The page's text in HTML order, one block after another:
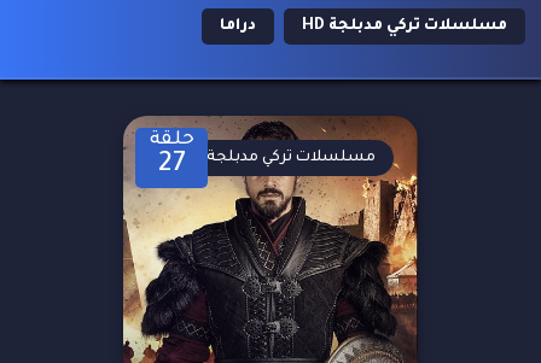
مسلسلات تركي مدبلجة HD دراما
حلقة
27 مسلسلات تركي مدبلجة